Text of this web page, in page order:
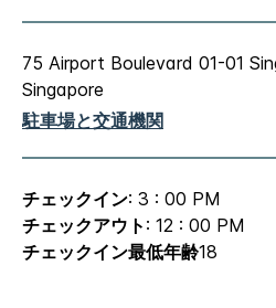
75 Airport Boulevard 01-01
Singapore
駐車場と交通機関
チェックイン: 3 : 00 PM
チェックアウト : 12 : 00 PM
チェックイン最低年齢18